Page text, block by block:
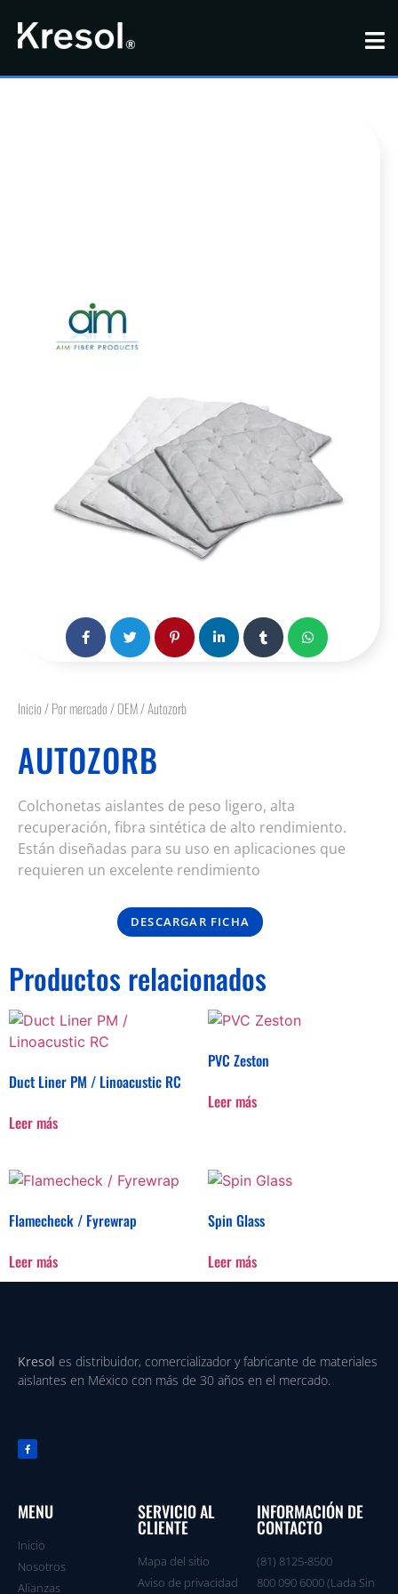
Inicio/Por mercado/OEM/ Autozorb
AUTOZORB
Colchonetas aislantes de peso ligero, alta
recuperación, fibra sintética de alto rendimiento.
Están diseñadas para su uso en aplicaciones que
requieren un excelente rendimiento
DESCARGAR FICHA
Productos relacionados
Duct Liner PM / Linoacustic RC
Leer más
PVC Zeston
Leer más
Flamecheck / Fyrewrap
Leer más
Spin Glass
Leer más
Kresol es distribuidor, comercializador y fabricante de materiales
aislantes en México con más de 30 años en el mercado.
MENU
Inicio
Nosotros
Alianzas
SERVICIO AL
CLIENTE
Mapa del sitio
Aviso de privacidad
INFORMACIÓN DE
CONTACTO
(81) 8125-8500
800 090 6000 (Lada Sin